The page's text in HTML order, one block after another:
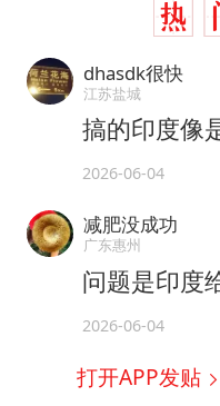
dhasdk很快
江苏盐城
搞的印度像
2026-06-04
减肥没成功
广东惠州
问题是印度
2026-06-04
打开APP发贴